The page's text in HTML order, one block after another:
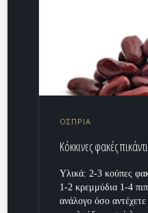
ΟΣΠΡΙΑ
Κόκκινες φακές
Υλικά: 2-3 κούπες
1-2 κρεμμύδια 1-4
ανάλογο όσο